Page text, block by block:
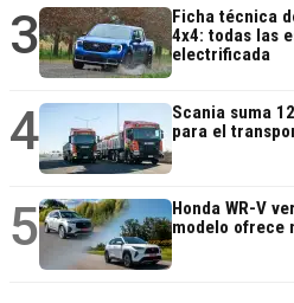
3
Ficha técnica
4x4: todas las
electrificada
4
Scania suma
para el
5
Honda WR-V
modelo ofrece